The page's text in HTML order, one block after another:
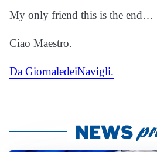
My only friend this is the end…
Ciao Maestro.
Da GiornaledeiNavigli.